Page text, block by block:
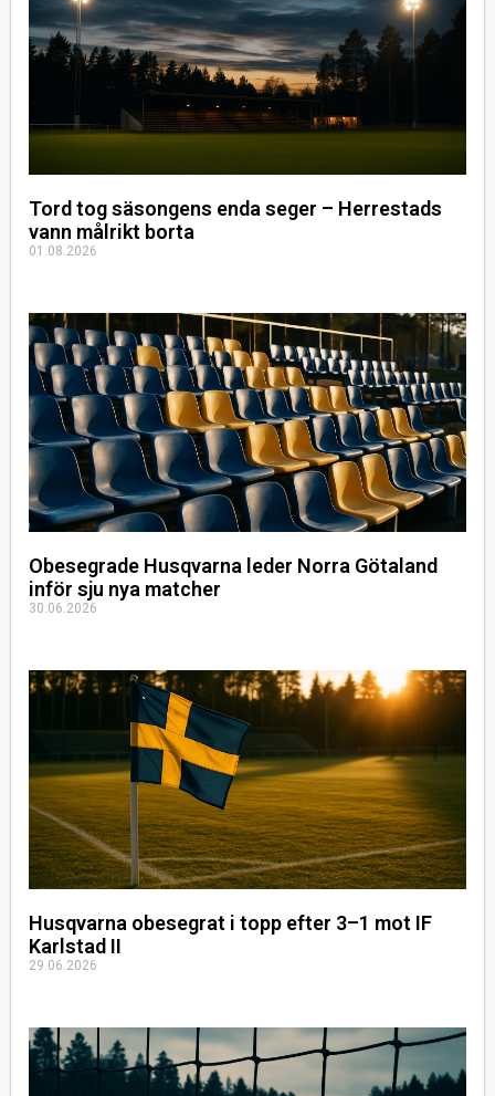
Tord tog säsongens enda seger – Herrestads
vann målrikt borta
01.08.2026
Obesegrade Husqvarna leder Norra Götaland
inför sju nya matcher
30.06.2026
Husqvarna obesegrat i topp efter 3–1 mot IF
Karlstad II
29.06.2026